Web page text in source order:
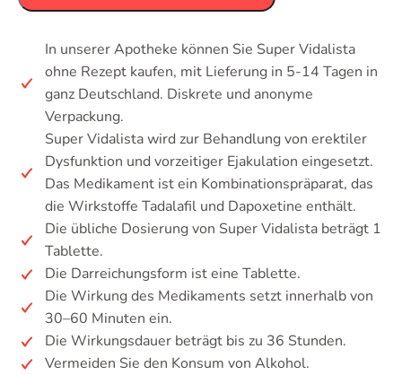
In unserer Apotheke können Sie Super Vidalista
ohne Rezept kaufen, mit Lieferung in 5-14 Tagen in
ganz Deutschland. Diskrete und anonyme
Verpackung.
Super Vidalista wird zur Behandlung von erektiler
Dysfunktion und vorzeitiger Ejakulation eingesetzt.
Das Medikament ist ein Kombinationspräparat, das
die Wirkstoffe Tadalafil und Dapoxetine enthält.
Die übliche Dosierung von Super Vidalista beträgt 1
Tablette.
Die Darreichungsform ist eine Tablette.
Die Wirkung des Medikaments setzt innerhalb von
30–60 Minuten ein.
Die Wirkungsdauer beträgt bis zu 36 Stunden.
Vermeiden Sie den Konsum von Alkohol.